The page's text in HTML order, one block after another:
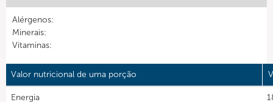
Alérgenos:
Minerais:
Vitaminas:
Valor nutricional de uma porção
Energia